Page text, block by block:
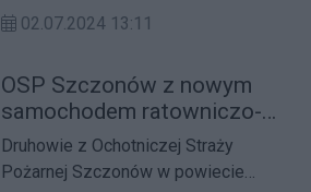
02.07.2024 13:11
OSP Szczonów z nowym
samochodem ratowniczo-
gaśniczym
Druhowie z Ochotniczej Straży
Pożarnej Szczonów w powiecie